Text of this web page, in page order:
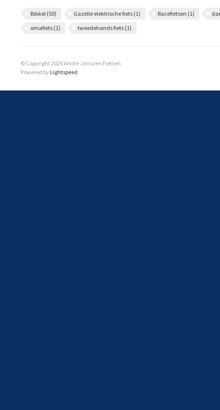
Bikkel (50) Gazelle elektrische fiets (1) Racefietsen (1)
omafiets (1) tweedehands fiets (1)
© Copyright 2026 Andre Janszen Fietsen
Powered by Lightspeed